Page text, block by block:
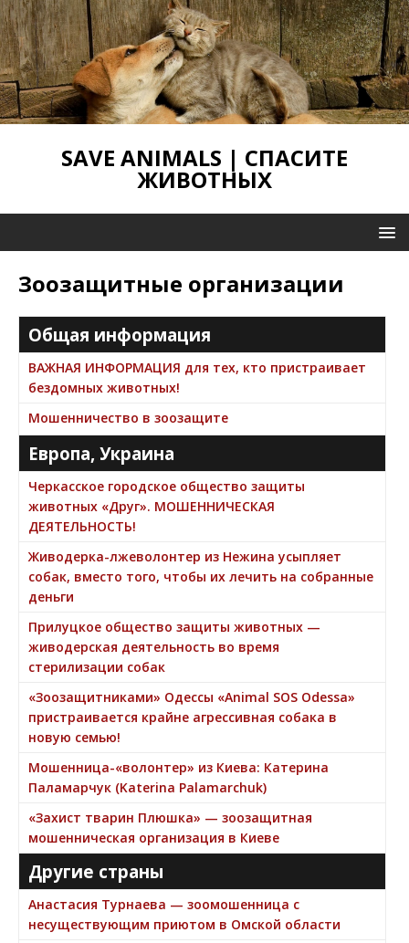
SAVE ANIMALS | СПАСИТЕ
ЖИВОТНЫХ
Зоозащитные организации
Общая информация
ВАЖНАЯ ИНФОРМАЦИЯ для тех, кто пристраивает
бездомных животных!
Мошенничество в зоозащите
Европа, Украина
Черкасское городское общество защиты
животных «Друг». МОШЕННИЧЕСКАЯ
ДЕЯТЕЛЬНОСТЬ!
Живодерка-лжеволонтер из Нежина усыпляет
собак, вместо того, чтобы их лечить на собранные
деньги
Прилуцкое общество защиты животных —
живодерская деятельность во время
стерилизации собак
«Зоозащитниками» Одессы «Animal SOS Odessa»
пристраивается крайне агрессивная собака в
новую семью!
Мошенница-«волонтер» из Киева: Катерина
Паламарчук (Katerina Palamarchuk)
«Захист тварин Плюшка» — зоозащитная
мошенническая организация в Киеве
Другие страны
Анастасия Турнаева — зоомошенница с
несуществующим приютом в Омской области